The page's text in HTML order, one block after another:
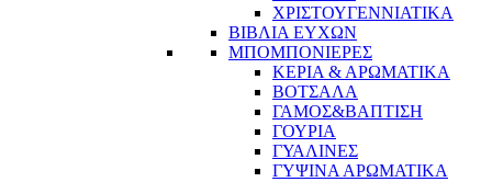
ΧΡΙΣΤΟΥΓΕΝΝΙΑΤΙΚΑ
ΒΙΒΛΙΑ ΕΥΧΩΝ
ΜΠΟΜΠΟΝΙΕΡΕΣ
ΚΕΡΙΑ & ΑΡΩΜΑΤΙΚΑ
ΒΟΤΣΑΛΑ
ΓΑΜΟΣ&ΒΑΠΤΙΣΗ
ΓΟΥΡΙΑ
ΓΥΑΛΙΝΕΣ
ΓΥΨΙΝΑ ΑΡΩΜΑΤΙΚΑ